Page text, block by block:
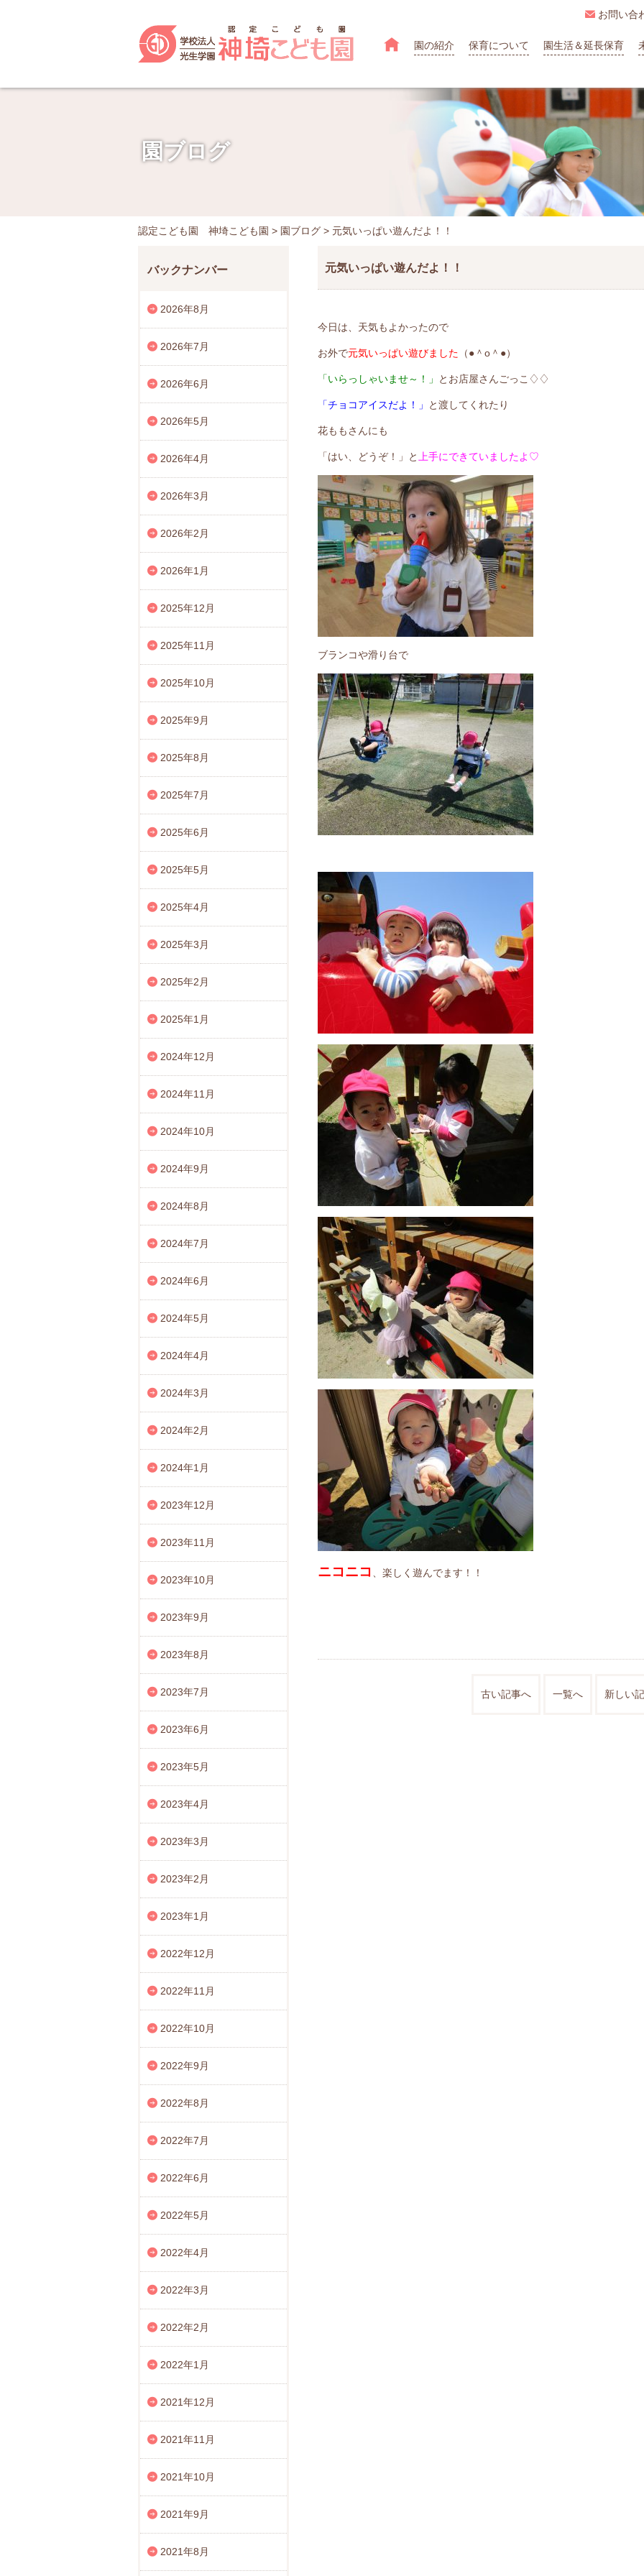
 園の紹介 保育について 園生活＆延長保育
 お問い合
園ブログ
認定こども園 神埼こども園 > 園ブログ > 元気いっぱい遊んだよ！！
元気いっぱい遊んだよ！！
今日は、天気もよかったので
お外で元気いっぱい遊びました （●＾o＾●）
「いらっしゃいませ～！」 とお店屋さんごっこ♢♢
「チョコアイスだよ！」 と渡してくれたり
花ももさんにも
「はい、どうぞ！」と 上手にできていましたよ♡
ブランコや滑り台で
ニコニコ 、楽しく遊んでます！！
古い記事へ 一覧へ 新しい
バックナンバー
2026年8月
2026年7月
2026年6月
2026年5月
2026年4月
2026年3月
2026年2月
2026年1月
2025年12月
2025年11月
2025年10月
2025年9月
2025年8月
2025年7月
2025年6月
2025年5月
2025年4月
2025年3月
2025年2月
2025年1月
2024年12月
2024年11月
2024年10月
2024年9月
2024年8月
2024年7月
2024年6月
2024年5月
2024年4月
2024年3月
2024年2月
2024年1月
2023年12月
2023年11月
2023年10月
2023年9月
2023年8月
2023年7月
2023年6月
2023年5月
2023年4月
2023年3月
2023年2月
2023年1月
2022年12月
2022年11月
2022年10月
2022年9月
2022年8月
2022年7月
2022年6月
2022年5月
2022年4月
2022年3月
2022年2月
2022年1月
2021年12月
2021年11月
2021年10月
2021年9月
2021年8月